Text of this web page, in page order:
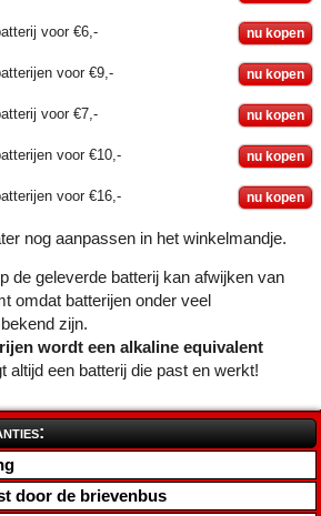
voor €6,- nu kopen
voor €9,- nu kopen
voor €7,- nu kopen
voor €10,- nu kopen
voor €16,- nu kopen
nog aanpassen in het winkelmandje.
de geleverde batterij kan afwijken van
omdat batterijen onder veel
zijn.
wordt een alkaline equivalent
altijd een batterij die past en werkt!
door de brievenbus